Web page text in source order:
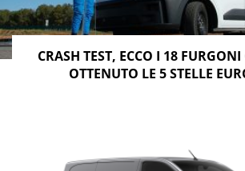
CRASH TEST, ECCO I 18
OTTENUTO LE 5 STELLE